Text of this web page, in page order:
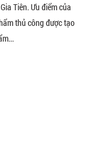
Tiên. Ưu điểm của
thủ công được tạo